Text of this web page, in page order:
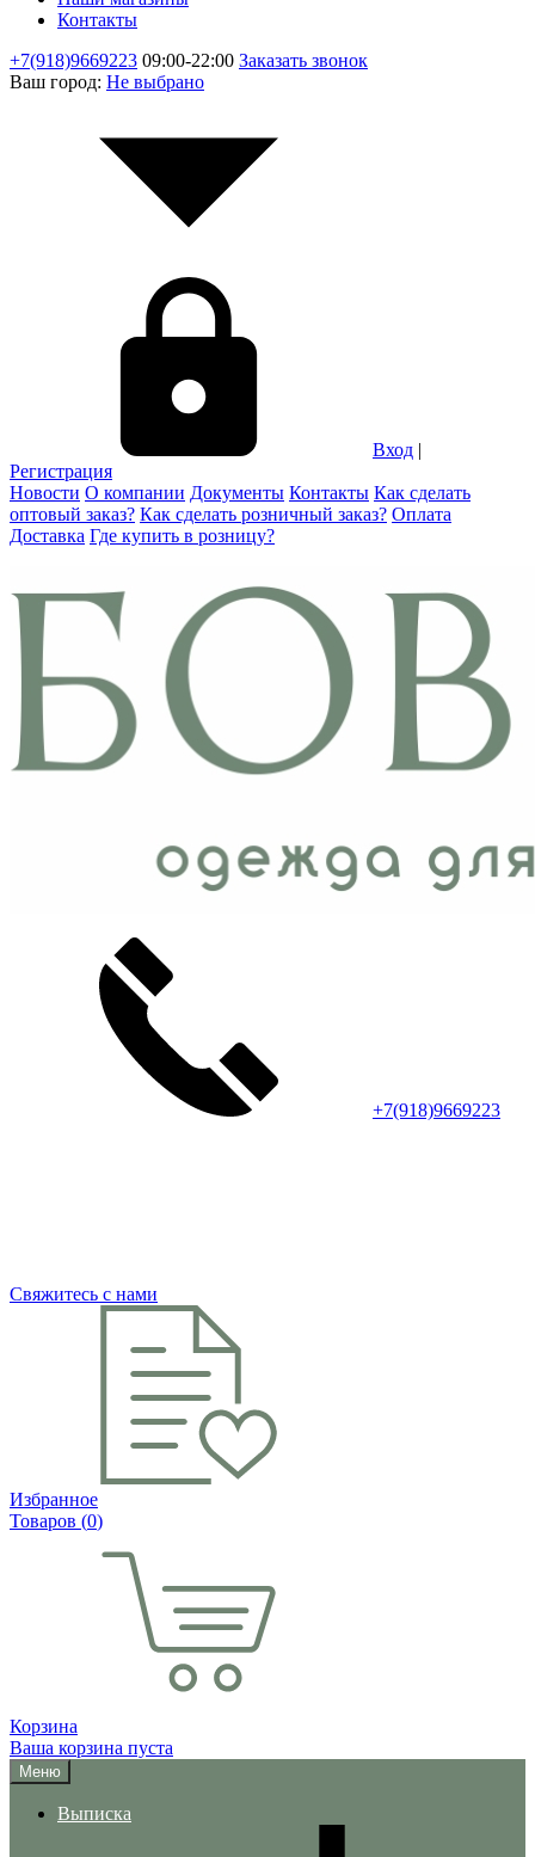
Контакты
+7(918)9669223 09:00-22:00 Заказать звонок
Ваш город: Не выбрано
Вход |
Регистрация
Новости О компании Документы Контакты Как сделать
оптовый заказ? Как сделать розничный заказ? Оплата
Доставка Где купить в розницу?
+7(918)9669223
Свяжитесь с нами
Избранное
Товаров (0)
Корзина
Ваша корзина пуста
Меню
Выписка